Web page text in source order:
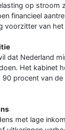
op stroom
financieel
voorzitter van
dat Nederland
Het kabinet
90 procent van
met lage